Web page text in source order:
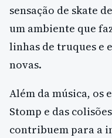
sensação de skate
um ambiente que
linhas de truques e
novas.
Além da música, os
Stomp e das
contribuem para a